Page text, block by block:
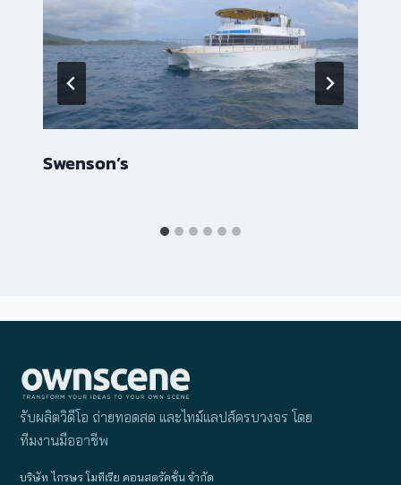
Swenson’s
รับผลิตวิดีโอ ถ่ายทอดสด และไทม์แลปส์ครบวงจร โดย
ทีมงานมืออาชีพ
บริษัท ไกรษร โมทีเรีย คอนสตรัคชั่น จำกัด